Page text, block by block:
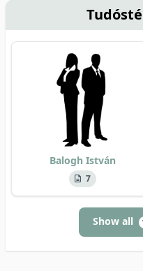
Balogh István
7
Show all